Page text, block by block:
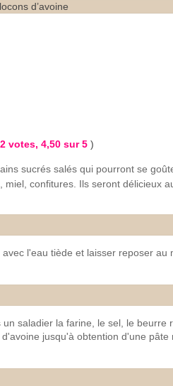
2 votes, 4,50 sur 5 )
sucrés salés qui pourront se
miel, confitures. Ils seront délicieux
l'eau tiède et laisser reposer au
un saladier la farine, le sel, le
jusqu'à obtention d'une pâte